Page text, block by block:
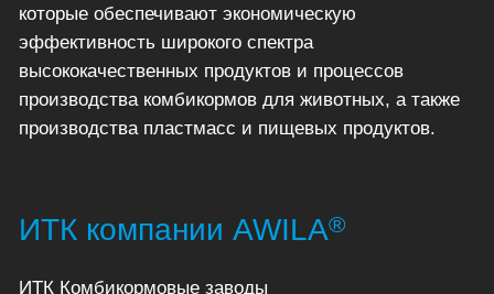
которые обеспечивают экономическую
эффективность широкого спектра
высококачественных продуктов и процессов
производства комбикормов для животных, а также
производства пластмасс и пищевых продуктов.
ИТК компании AWILA®
ИТК Комбикормовые заводы